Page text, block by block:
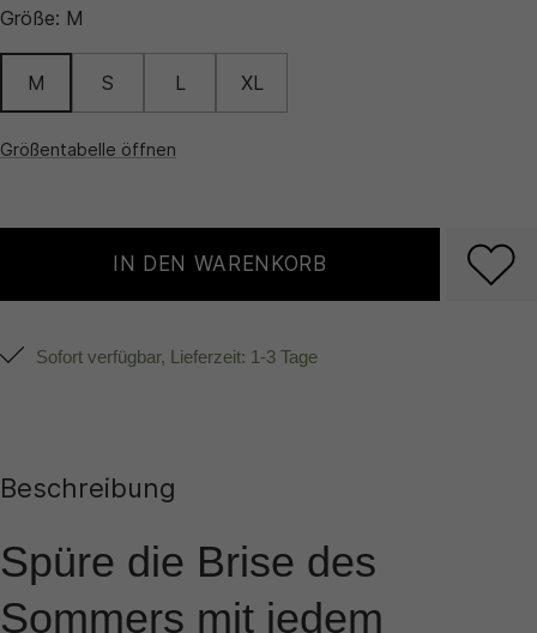
Größe: M
M S L XL
Größentabelle öffnen
IN DEN WARENKORB
Sofort verfügbar, Lieferzeit: 1-3 Tage
Beschreibung
Spüre die Brise des
Sommers mit jedem